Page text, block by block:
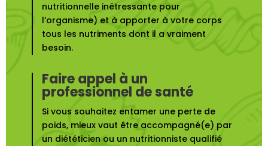
nutritionnelle inétressante pour
l’organisme) et à apporter à votre corps
tous les nutriments dont il a vraiment
besoin.
Faire appel à un
professionnel de santé
Si vous souhaitez entamer une perte de
poids, mieux vaut être accompagné(e) par
un diététicien ou un nutritionniste qualifié